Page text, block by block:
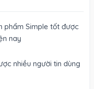
phẩm Simple tốt được
nay
nhiều người tin dùng